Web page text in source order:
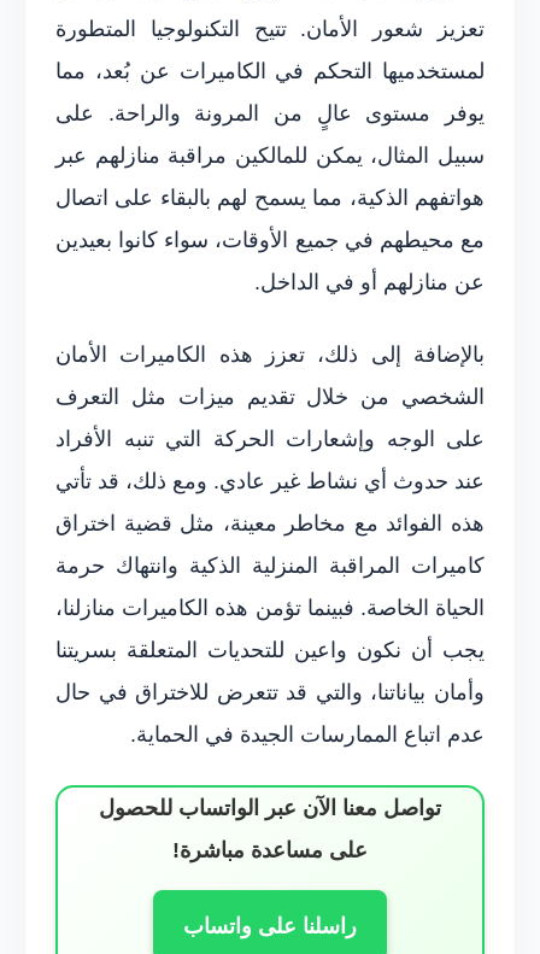
تعزيز شعور الأمان. تتيح التكنولوجيا المتطورة
لمستخدميها التحكم في الكاميرات عن بُعد، مما
يوفر مستوى عالٍ من المرونة والراحة. على
سبيل المثال، يمكن للمالكين مراقبة منازلهم عبر
هواتفهم الذكية، مما يسمح لهم بالبقاء على اتصال
مع محيطهم في جميع الأوقات، سواء كانوا بعيدين
عن منازلهم أو في الداخل.
بالإضافة إلى ذلك، تعزز هذه الكاميرات الأمان
الشخصي من خلال تقديم ميزات مثل التعرف
على الوجه وإشعارات الحركة التي تنبه الأفراد
عند حدوث أي نشاط غير عادي. ومع ذلك، قد تأتي
هذه الفوائد مع مخاطر معينة، مثل قضية اختراق
كاميرات المراقبة المنزلية الذكية وانتهاك حرمة
الحياة الخاصة. فبينما تؤمن هذه الكاميرات منازلنا،
يجب أن نكون واعين للتحديات المتعلقة بسريتنا
وأمان بياناتنا، والتي قد تتعرض للاختراق في حال
عدم اتباع الممارسات الجيدة في الحماية.
تواصل معنا الآن عبر الواتساب للحصول
على مساعدة مباشرة!
راسلنا على واتساب